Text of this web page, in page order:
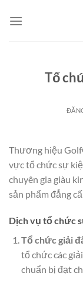
qua
Tổ
Thương hiệu
vực tổ chức sự
chuyên gia giàu
sản phẩm đẳng
Dịch vụ tổ chức
Tổ chức giải
tổ chức các
chuẩn bị đạt